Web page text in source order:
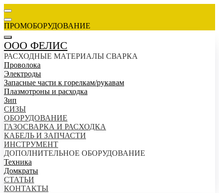
ПРОМОБОРУДОВАНИЕ
ООО ФЕЛИС
РАСХОДНЫЕ МАТЕРИАЛЫ СВАРКА
Проволока
Электроды
Запасные части к горелкам/рукавам
Плазмотроны и расходка
Зип
СИЗЫ
ОБОРУДОВАНИЕ
ГАЗОСВАРКА И РАСХОДКА
КАБЕЛЬ И ЗАПЧАСТИ
ИНСТРУМЕНТ
ДОПОЛНИТЕЛЬНОЕ ОБОРУДОВАНИЕ
Техника
Домкраты
СТАТЬИ
КОНТАКТЫ